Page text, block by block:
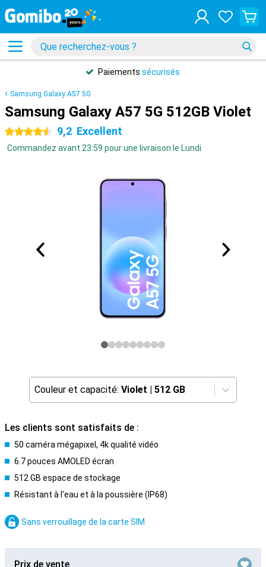
Paiements sécurisés
Samsung Galaxy A57 5G
Samsung Galaxy A57 5G 512GB Violet
4.5 étoiles 9,2 Excellent
Commandez avant 23:59 pour une livraison le Lundi
Couleur et capacité: Violet | 512 GB
Les clients sont satisfaits de :
50 caméra mégapixel, 4k qualité vidéo
6.7 pouces AMOLED écran
512 GB espace de stockage
Résistant à l'eau et à la poussière (IP68)
Sans verrouillage de la carte SIM
Prix de vente